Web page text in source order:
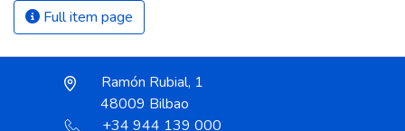
Full item page
Ramón Rubial, 1
48009 Bilbao
+34 944 139 000